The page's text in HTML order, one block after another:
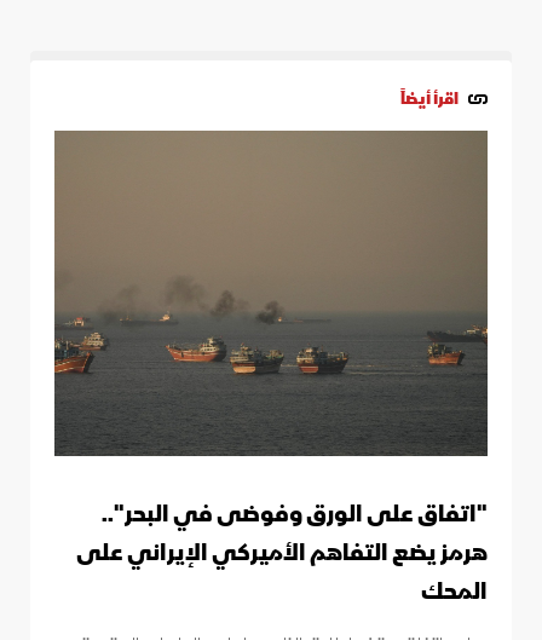
اقرأ أيضاً
"اتفاق على الورق وفوضى في البحر"..
هرمز يضع التفاهم الأميركي الإيراني على
المحك